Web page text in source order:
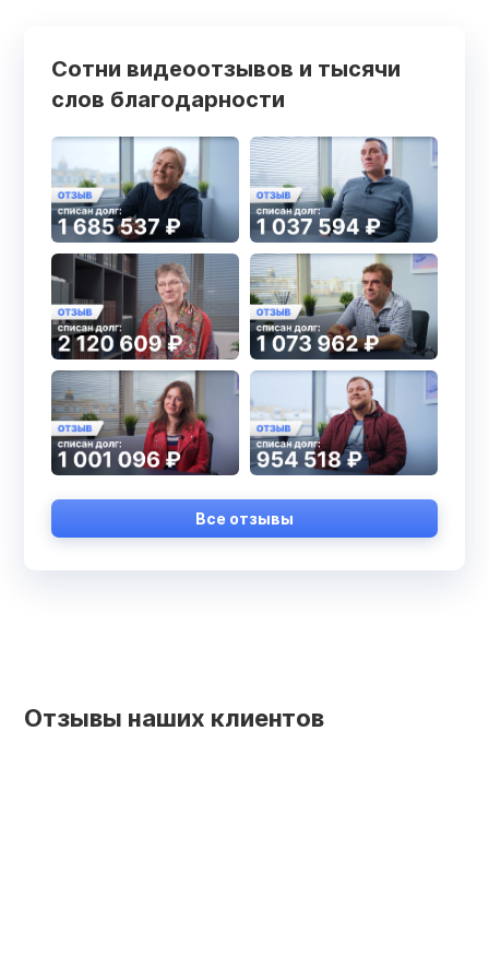
Сотни видеоотзывов и тысячи
слов благодарности
Все отзывы
Отзывы наших клиентов